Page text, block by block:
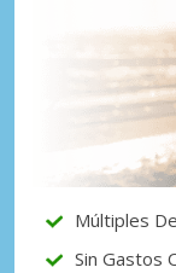
Múltiples
Sin Gastos